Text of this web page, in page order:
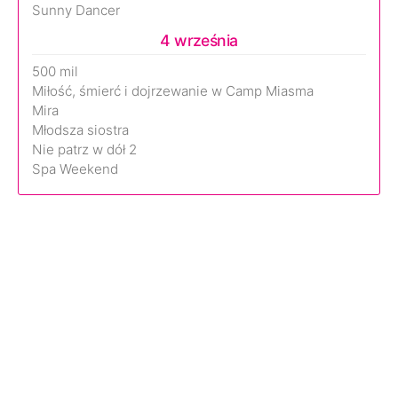
Sunny Dancer
4 września
500 mil
Miłość, śmierć i dojrzewanie w Camp Miasma
Mira
Młodsza siostra
Nie patrz w dół 2
Spa Weekend